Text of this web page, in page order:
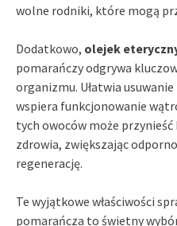
wolne rodniki, które mogą
Dodatkowo, olejek
pomarańczy odgrywa
organizmu. Ułatwia
wspiera funkcjonowanie
tych owoców może
zdrowia, zwiększając
regenerację.
Te wyjątkowe właściwości
pomarańcza to świetny